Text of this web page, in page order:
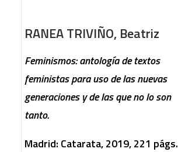
RANEA TRIVIÑO, Beatriz
Feminismos: antología de textos
feministas para uso de las nuevas
generaciones y de las que no lo son
tanto.
Madrid: Catarata, 2019, 221 págs.